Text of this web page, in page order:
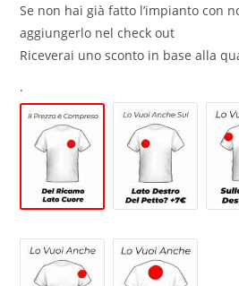
Se non hai già fatto l’impianto con
aggiungerlo nel check out
Riceverai uno sconto in base alla
.